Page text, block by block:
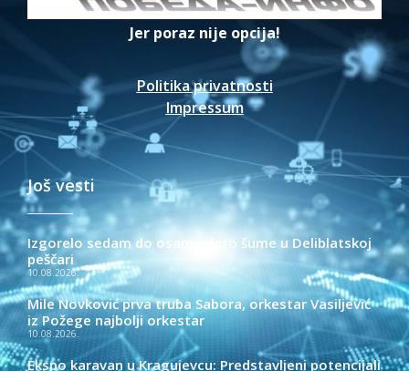
Jer poraz nije opcija!
Politika privatnosti
Impressum
Još vesti
Izgorelo sedam do osam odsto šume u Deliblatskoj
peščari
10.08.2026.
Mile Novković prva truba Sabora, orkestar Vasiljević
iz Požege najbolji orkestar
10.08.2026.
Ekspo karavan u Kragujevcu: Predstavljeni potencijali